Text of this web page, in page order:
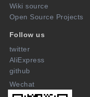
Wiki source
Open Source Projects
Follow us
twitter
AliExpress
github
Wechat